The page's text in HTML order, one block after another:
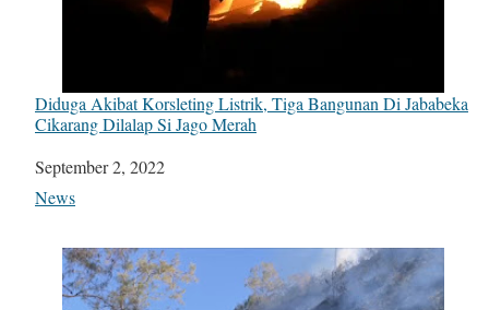
Diduga Akibat Korsleting Listrik, Tiga Bangunan Di Jababeka
Cikarang Dilalap Si Jago Merah
Date
September 2, 2022
In relation to
News